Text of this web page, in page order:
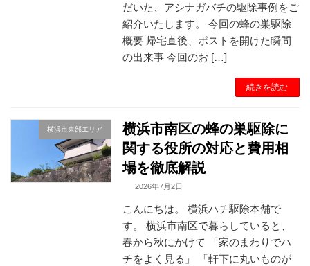
だいた、アシナガバチの駆除事例をご
紹介いたします。 今回の蜂の巣駆除
概要 帰宅直後、ポストを開けた瞬間
の出来事 今回のお […]
続きを読む
横浜市東部エリア
横浜市南区の蜂の巣駆除に
関する役所の対応と費用相
場を徹底解説
2026年7月2日
こんにちは。 横浜ハチ駆除本舗で
す。 横浜市南区で暮らしていると、
春から秋にかけて 「家のまわりでハ
チをよく見る」 「軒下に丸いものが